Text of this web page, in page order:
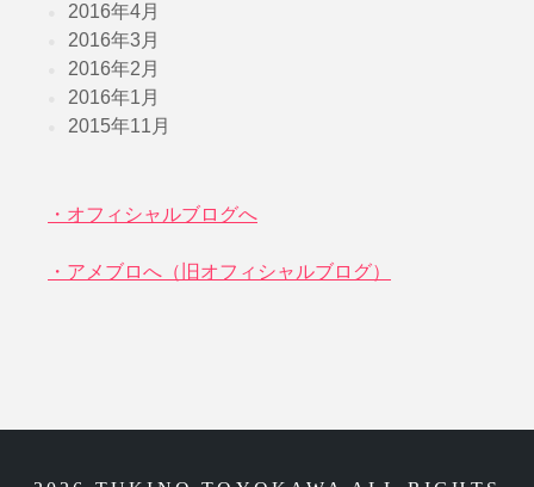
2016年4月
2016年3月
2016年2月
2016年1月
2015年11月
・オフィシャルブログへ
・アメブロへ（旧オフィシャルブログ）